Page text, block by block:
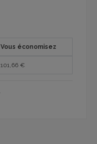
Vous économisez
101,66 €